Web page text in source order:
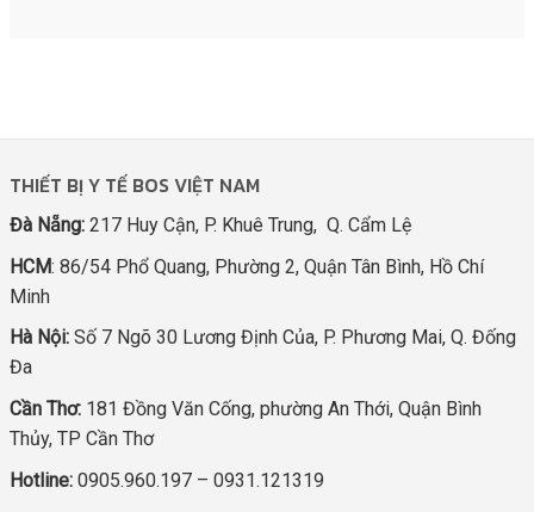
THIẾT BỊ Y TẾ BOS VIỆT NAM
Đà Nẵng: 217 Huy Cận, P. Khuê Trung, Q. Cẩm Lệ
HCM: 86/54 Phổ Quang, Phường 2, Quận Tân Bình, Hồ Chí
Minh
Hà Nội: Số 7 Ngõ 30 Lương Định Của, P. Phương Mai, Q. Đống
Đa
Cần Thơ: 181 Đồng Văn Cống, phường An Thới, Quận Bình
Thủy, TP Cần Thơ
Hotline: 0905.960.197 – 0931.121319